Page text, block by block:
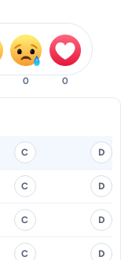
0 0
C D
C D
C D
C D